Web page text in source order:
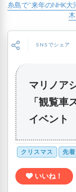
糸島で”来年のNHK
SNSでシェア
マリノア
「観覧
イベント
クリスマス 先着
いいね！